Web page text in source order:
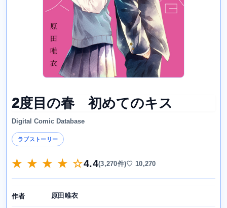
2度目の春 初めてのキス
Digital Comic Database
ラブストーリー
★ ★ ★ ★ ☆4.4(3,270件)♡ 10,270
作者 原田唯衣